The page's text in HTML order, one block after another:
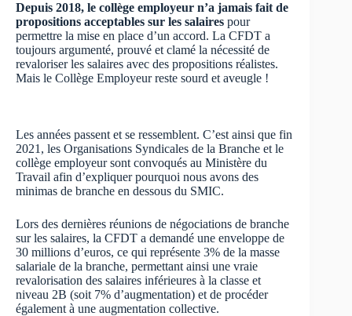
Depuis 2018, le collège employeur n’a jamais fait de
propositions acceptables sur les salaires pour
permettre la mise en place d’un accord. La CFDT a
toujours argumenté, prouvé et clamé la nécessité de
revaloriser les salaires avec des propositions réalistes.
Mais le Collège Employeur reste sourd et aveugle !
Les années passent et se ressemblent. C’est ainsi que fin
2021, les Organisations Syndicales de la Branche et le
collège employeur sont convoqués au Ministère du
Travail afin d’expliquer pourquoi nous avons des
minimas de branche en dessous du SMIC.
Lors des dernières réunions de négociations de branche
sur les salaires, la CFDT a demandé une enveloppe de
30 millions d’euros, ce qui représente 3% de la masse
salariale de la branche, permettant ainsi une vraie
revalorisation des salaires inférieures à la classe et
niveau 2B (soit 7% d’augmentation) et de procéder
également à une augmentation collective.